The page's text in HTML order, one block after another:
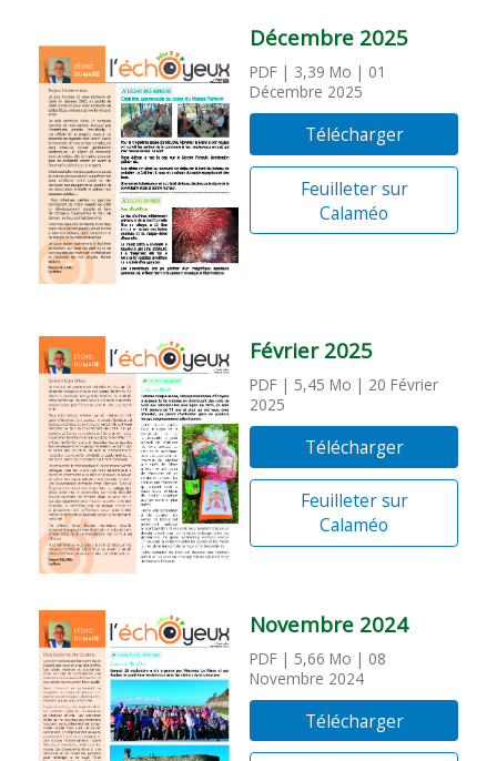
Décembre 2025
PDF | 3,39 Mo | 01
Décembre 2025
Télécharger
Feuilleter sur
Calaméo
Février 2025
PDF | 5,45 Mo | 20 Février
2025
Télécharger
Feuilleter sur
Calaméo
Novembre 2024
PDF | 5,66 Mo | 08
Novembre 2024
Télécharger